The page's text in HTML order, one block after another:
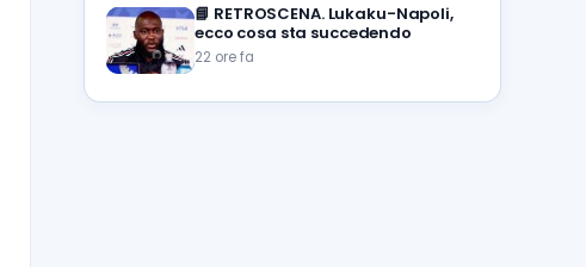
📘 RETROSCENA. Lukaku-Napoli,
ecco cosa sta succedendo
22 ore fa